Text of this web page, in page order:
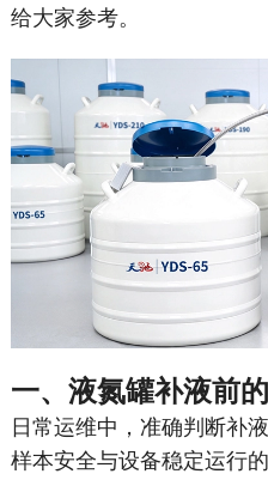
给大家参考。
一、液氮罐补液前
日常运维中，准确判断补
样本安全与设备稳定运行